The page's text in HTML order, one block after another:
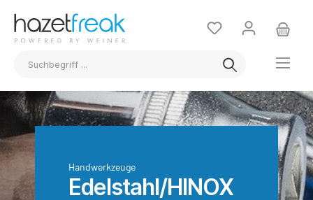
Handwerkzeuge
Edelstahl/HINOX